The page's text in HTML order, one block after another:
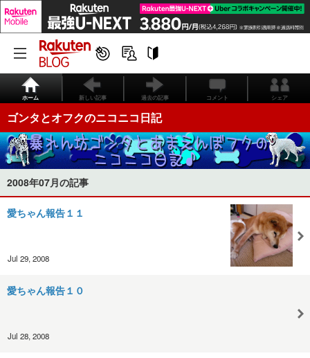
ホーム 新しい記事 過去の記事 コメント シェア
ゴンタとオフクのニコニコ日記
2008年07月の記事
愛ちゃん報告１１
Jul 29, 2008
愛ちゃん報告１０
Jul 28, 2008